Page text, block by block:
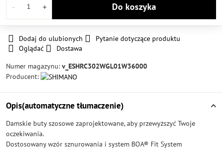
Do koszyka
Dodaj do ulubionych
Pytanie dotyczące produktu
Oglądać
Dostawa
Numer magazynu: v_ESHRC302WGL01W36000
Producent:
Opis(automatyczne tłumaczenie)
Damskie buty szosowe zaprojektowane, aby przewyższyć Twoje
oczekiwania.
Dostosowany wzór sznurowania i system BOA® Fit System